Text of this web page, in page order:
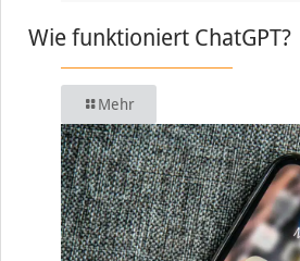
Wie funktioniert ChatGPT?
Mehr